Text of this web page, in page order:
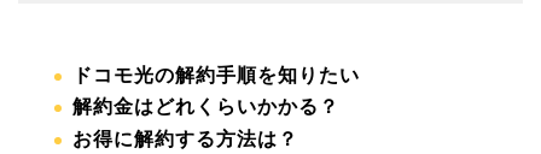
ドコモ光の解約手順を知りたい
解約金はどれくらいかかる？
お得に解約する方法は？